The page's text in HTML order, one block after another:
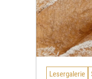
Lesergalerie